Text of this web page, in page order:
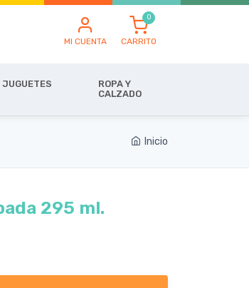
MI CUENTA CARRITO
JUGUETES
ROPA Y
CALZADO
Inicio
295 ml.